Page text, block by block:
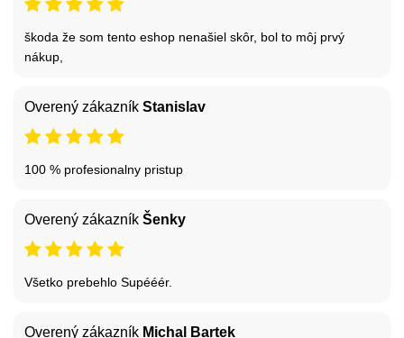
škoda že som tento eshop nenašiel skôr, bol to môj prvý
nákup,
Overený zákazník Stanislav
100 % profesionalny pristup
Overený zákazník Šenky
Všetko prebehlo Supééér.
Overený zákazník Michal Bartek